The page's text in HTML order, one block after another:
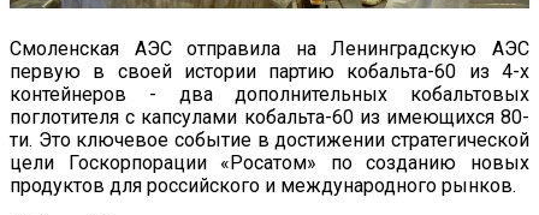
Смоленская АЭС отправила на Ленинградскую АЭС
первую в своей истории партию кобальта-60 из 4-х
контейнеров - два дополнительных кобальтовых
поглотителя с капсулами кобальта-60 из имеющихся 80-
ти. Это ключевое событие в достижении стратегической
цели Госкорпорации «Росатом» по созданию новых
продуктов для российского и международного рынков.